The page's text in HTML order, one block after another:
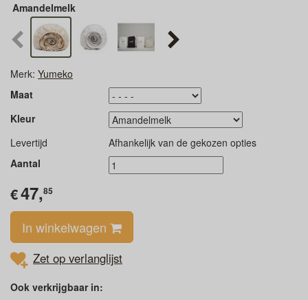
Amandelmelk
Merk: Yumeko
Maat
Kleur
Levertijd
Afhankelijk van de gekozen opties
Aantal
€47,85
In winkelwagen
Zet op verlanglijst
Ook verkrijgbaar in: